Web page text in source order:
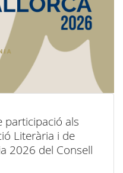
participació als
Literària i de
2026 del Consell